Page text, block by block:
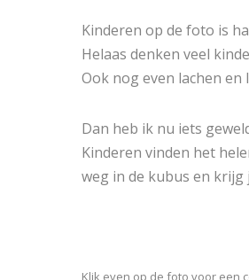
Kinderen op de foto is
Helaas denken veel
Ook nog even lachen
Dan heb ik nu iets
Kinderen vinden het
weg in de kubus en krijg
Klik even op de foto voor een